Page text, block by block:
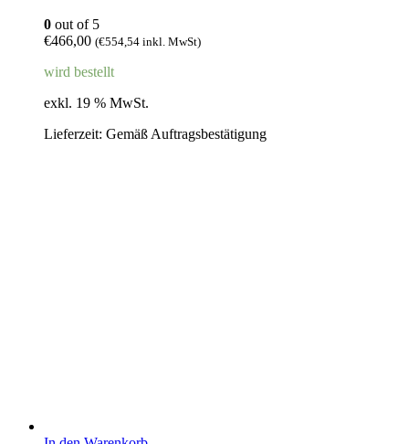
0 out of 5
€466,00 (€554,54 inkl. MwSt)
wird bestellt
exkl. 19 % MwSt.
Lieferzeit: Gemäß Auftragsbestätigung